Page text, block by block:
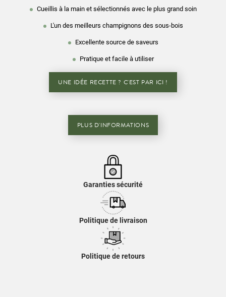
Cueillis à la main et sélectionnés avec le plus grand soin
L'un des meilleurs champignons des sous-bois
Excellente source de saveurs
Pratique et facile à utiliser
UNE IDÉE RECETTE ? C'EST PAR ICI !
PLUS D'INFORMATIONS
Garanties sécurité
Politique de livraison
Politique de retours